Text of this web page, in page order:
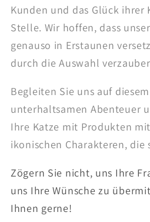
Kunden und das Glück ihrer
Stelle. Wir hoffen, dass
genauso in Erstaunen
durch die Auswahl
Begleiten Sie uns auf
unterhaltsamen Abenteuer
Ihre Katze mit Produkten
ikonischen Charakteren, die
Zögern Sie nicht, uns Ihre
uns Ihre Wünsche zu
Ihnen gerne!